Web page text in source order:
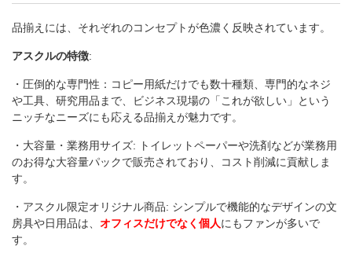
品揃えには、それぞれのコンセプトが色濃く反映されています。
アスクルの特徴:
・圧倒的な専門性：コピー用紙だけでも数十種類、専門的なネジ
や工具、研究用品まで、ビジネス現場の「これが欲しい」という
ニッチなニーズにも応える品揃えが魅力です。
・大容量・業務用サイズ: トイレットペーパーや洗剤などが業務用
のお得な大容量パックで販売されており、コスト削減に貢献しま
す。
・アスクル限定オリジナル商品: シンプルで機能的なデザインの文
房具や日用品は、 オフィスだけでなく個人にもファンが多いで
す。